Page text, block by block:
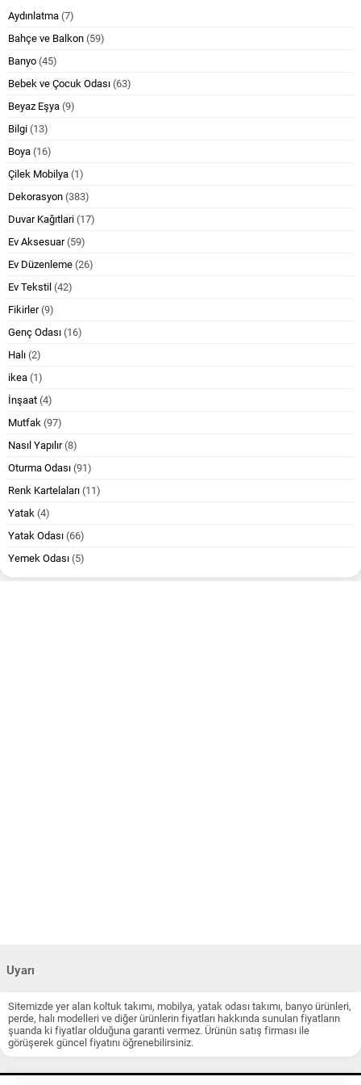
Aydınlatma (7)
Bahçe ve Balkon (59)
Banyo (45)
Bebek ve Çocuk Odası (63)
Beyaz Eşya (9)
Bilgi (13)
Boya (16)
Çilek Mobilya (1)
Dekorasyon (383)
Duvar Kağıtlari (17)
Ev Aksesuar(59)
Ev Düzenleme (26)
Ev Tekstil (42)
Fikirler(9)
Genç Odası (16)
Halı (2)
ikea (1)
İnşaat (4)
Mutfak (97)
Nasıl Yapılır(8)
Oturma Odası (91)
Renk Kartelaları (11)
Yatak (4)
Yatak Odası (66)
Yemek Odası (5)
Uyarı
Sitemizde yer alan koltuk takımı, mobilya, yatak odası takımı, banyo ürünleri,
perde, halı modelleri ve diğer ürünlerin fiyatları hakkında sunulan fiyatların
şuanda ki fiyatlar olduğuna garanti vermez. Ürünün satış firması ile
görüşerek güncel fiyatını öğrenebilirsiniz.